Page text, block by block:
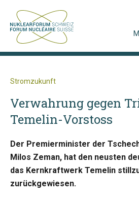
Stromzukunft
Verwahrung gegen
Temelin-Vorstoss
Der Premierminister der
Milos Zeman, hat den neusten
das Kernkraftwerk Temelin
zurückgewiesen.